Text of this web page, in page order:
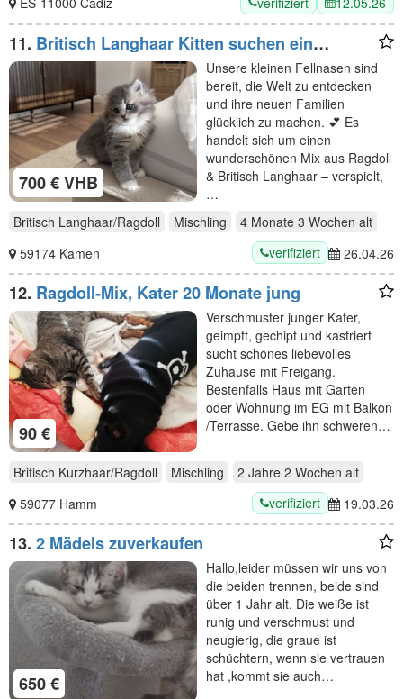
11. Britisch Langhaar Kitten suchen ein
liebevolles Zuhause - Ragdoll&BLH mix
700 € VHB
Unsere kleinen Fellnasen sind
bereit, die Welt zu entdecken
und ihre neuen Familien
glücklich zu machen. 💕 Es
handelt sich um einen
wunderschönen Mix aus Ragdoll
& Britisch Langhaar – verspielt,
…
Britisch Langhaar/Ragdoll
Mischling 4 Monate 3 Wochen alt
59174 Kamen
verifiziert 26.04.26
12. Ragdoll-Mix, Kater 20 Monate jung
90 €
Verschmuster junger Kater,
geimpft, gechipt und kastriert
sucht schönes liebevolles
Zuhause mit Freigang.
Bestenfalls Haus mit Garten
oder Wohnung im EG mit Balkon
/Terrasse. Gebe ihn schweren…
Britisch Kurzhaar/Ragdoll Mischling 2 Jahre 2 Wochen alt
59077 Hamm
verifiziert 19.03.26
13. 2 Mädels zuverkaufen
650 €
Hallo,leider müssen wir uns von
die beiden trennen, beide sind
über 1 Jahr alt. Die weiße ist
ruhig und verschmust und
neugierig, die graue ist
schüchtern, wenn sie vertrauen
hat ,kommt sie auch…